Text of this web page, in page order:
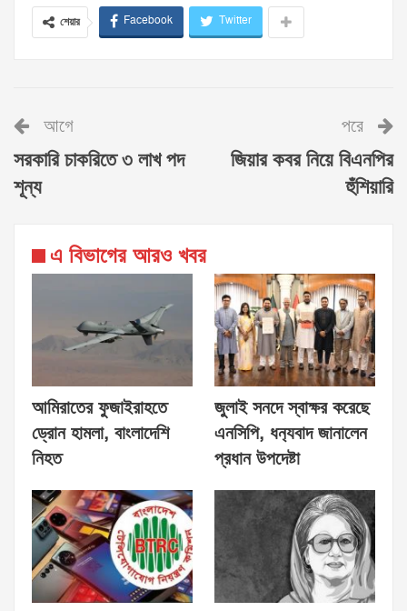
শেয়ার Facebook Twitter
আগে
সরকারি চাকরিতে ৩ লাখ পদ
শূন্য
পরে
জিয়ার কবর নিয়ে বিএনপির
হুঁশিয়ারি
এ বিভাগের আরও খবর
আমিরাতের ফুজাইরাহতে
ড্রোন হামলা, বাংলাদেশি
নিহত
জুলাই সনদে স্বাক্ষর করেছে
এনসিপি, ধন‍্যবাদ জানালেন
প্রধান উপদেষ্টা